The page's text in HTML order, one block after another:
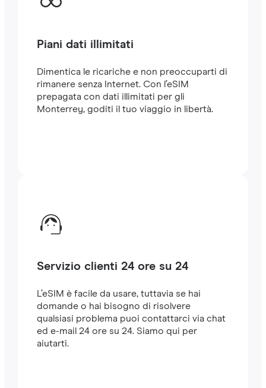
Piani dati illimitati
Dimentica le ricariche e non preoccuparti di
rimanere senza Internet. Con l’eSIM
prepagata con dati illimitati per gli
Monterrey, goditi il tuo viaggio in libertà.
Servizio clienti 24 ore su 24
L’eSIM è facile da usare, tuttavia se hai
domande o hai bisogno di risolvere
qualsiasi problema puoi contattarci via chat
ed e-mail 24 ore su 24. Siamo qui per
aiutarti.